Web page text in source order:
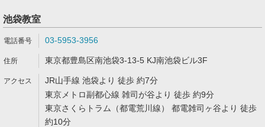
池袋教室
03-5953-3956
東京都豊島区南池袋3-13-5 KJ南池袋ビル3F
JR山手線 池袋より 徒歩 約7分
東京メトロ副都心線 雑司が谷より 徒歩 約9分
東京さくらトラム（都電荒川線） 都電雑司ヶ谷より 徒歩
約10分